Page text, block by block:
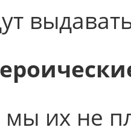
мы их не